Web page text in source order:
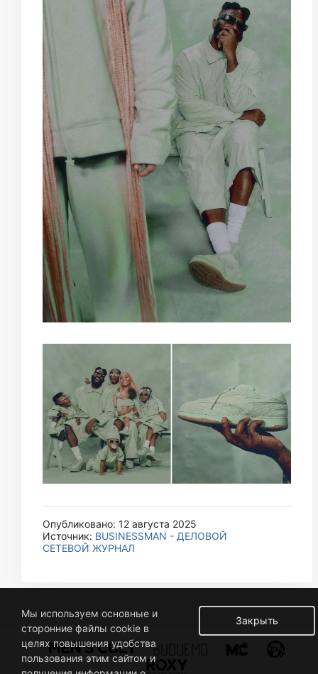
Опубликовано: 12 августа 2025
Источник: BUSINESSMAN - ДЕЛОВОЙ
СЕТЕВОЙ ЖУРНАЛ
Закрыть
Мы используем основные и
сторонние файлы cookie в
целях повышения удобства
пользования этим сайтом и